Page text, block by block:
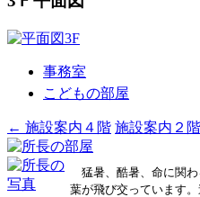
事務室
こどもの部屋
投
稿
ナ
← 施設案内４階 施設案内２階
猛暑、酷暑、命に関わ
葉が飛び交っています